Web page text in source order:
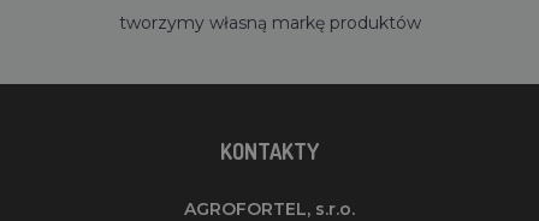
tworzymy własną markę produktów
KONTAKTY
AGROFORTEL, s.r.o.